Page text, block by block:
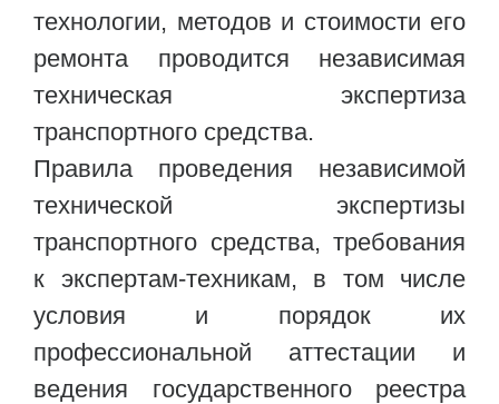
технологии, методов и стоимости его
ремонта проводится независимая
техническая экспертиза
транспортного средства.
Правила проведения независимой
технической экспертизы
транспортного средства, требования
к экспертам-техникам, в том числе
условия и порядок их
профессиональной аттестации и
ведения государственного реестра